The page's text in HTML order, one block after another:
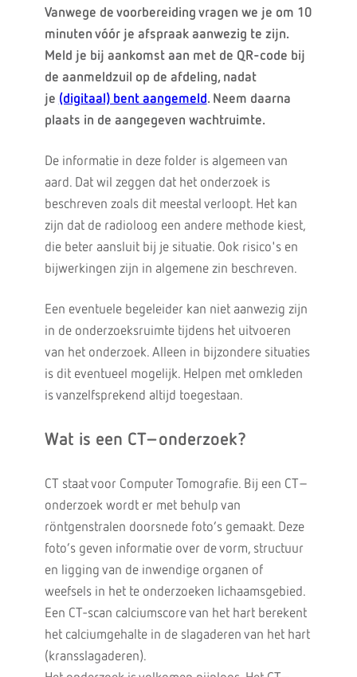
Vanwege de voorbereiding vragen we je om 10
minuten vóór je afspraak aanwezig te zijn.
Meld je bij aankomst aan met de QR-code bij
de aanmeldzuil op de afdeling, nadat
je (digitaal) bent aangemeld. Neem daarna
plaats in de aangegeven wachtruimte.
De informatie in deze folder is algemeen van
aard. Dat wil zeggen dat het onderzoek is
beschreven zoals dit meestal verloopt. Het kan
zijn dat de radioloog een andere methode kiest,
die beter aansluit bij je situatie. Ook risico's en
bijwerkingen zijn in algemene zin beschreven.
Een eventuele begeleider kan niet aanwezig zijn
in de onderzoeksruimte tijdens het uitvoeren
van het onderzoek. Alleen in bijzondere situaties
is dit eventueel mogelijk. Helpen met omkleden
is vanzelfsprekend altijd toegestaan.
Wat is een CT–onderzoek?
CT staat voor Computer Tomografie. Bij een CT–
onderzoek wordt er met behulp van
röntgenstralen doorsnede foto’s gemaakt. Deze
foto’s geven informatie over de vorm, structuur
en ligging van de inwendige organen of
weefsels in het te onderzoeken lichaamsgebied.
Een CT-scan calciumscore van het hart berekent
het calciumgehalte in de slagaderen van het hart
(kransslagaderen).